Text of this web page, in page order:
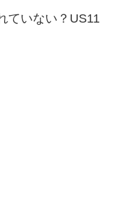
ていない？US11